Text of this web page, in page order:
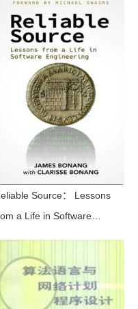
（Laine Campbell，
Majors）（O’Reilly
2017）
Source： Lessons
a Life in Software
& Bonang， James）
2021）